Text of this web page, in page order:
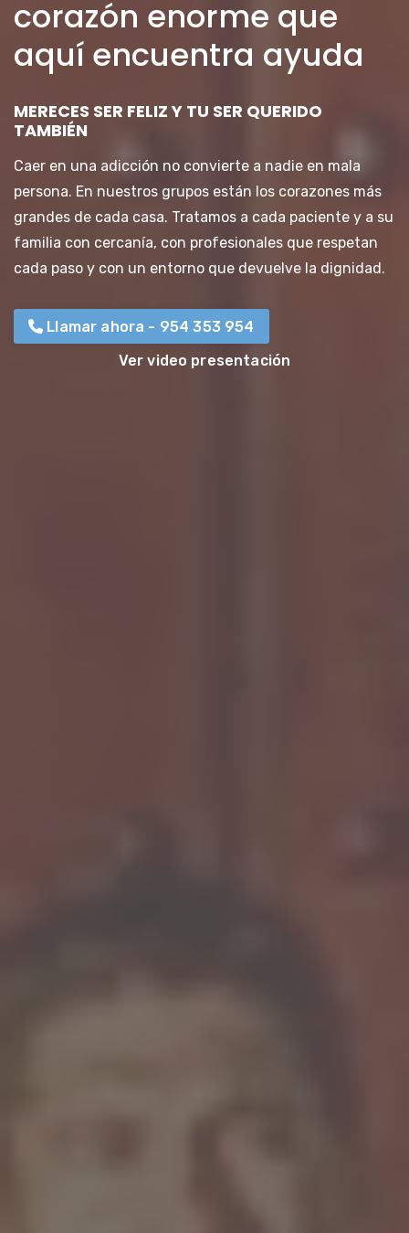
corazón enorme que
aquí encuentra ayuda
MERECES SER FELIZ Y TU SER QUERIDO
TAMBIÉN
Caer en una adicción no convierte a nadie en mala
persona. En nuestros grupos están los corazones más
grandes de cada casa. Tratamos a cada paciente y a su
familia con cercanía, con profesionales que respetan
cada paso y con un entorno que devuelve la dignidad.
Llamar ahora - 954 353 954
Ver video presentación